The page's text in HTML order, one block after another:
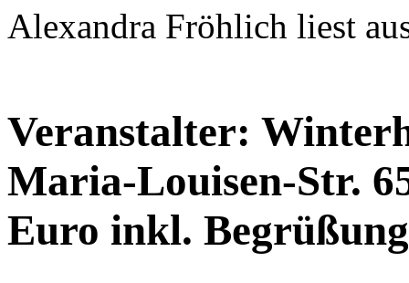
Alexandra Fröhlich liest
Veranstalter:
Maria-Louisen-Str.
Euro inkl.